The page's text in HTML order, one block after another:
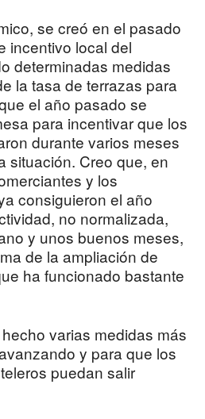
se creó en el pasado
incentivo local del
determinadas medidas
la tasa de terrazas para
el año pasado se
para incentivar que los
durante varios meses
situación. Creo que, en
y los
consiguieron el año
no normalizada,
y unos buenos meses,
de la ampliación de
ha funcionado bastante
varias medidas más
y para que los
puedan salir